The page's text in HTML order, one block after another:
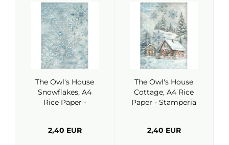
The Owl's House
Snowflakes, A4
Rice Paper -
2,40 EUR
The Owl's House
Cottage, A4 Rice
Paper - Stamperia
2,40 EUR